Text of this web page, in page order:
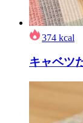
374 kcal
キャベツ